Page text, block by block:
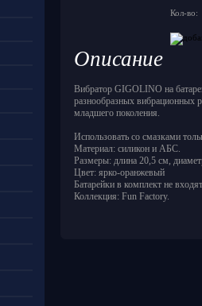
Кол-во:
Описание
Вибратор GIGOLINO на
разнообразных вибрационных
младшего поколения.
Использовать со смазками
Материал: силикон и АБС.
Размеры: длина 20,5 см,
Цвет: ярко-оранжевый
Батарейки в комплект не
Коллекция: Fun Factory.